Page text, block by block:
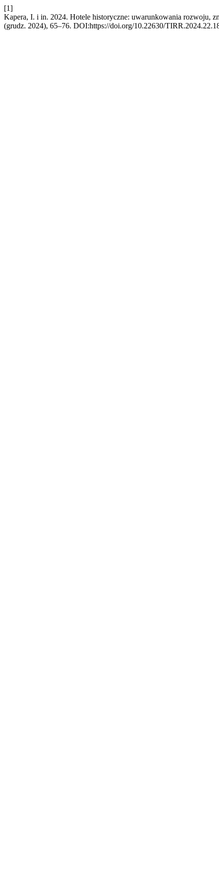
[1]
Kapera, I. i in. 2024. Hotele historyczne: uwarunkowania rozwoju,
(grudz. 2024), 65–76. DOI:https://doi.org/10.22630/